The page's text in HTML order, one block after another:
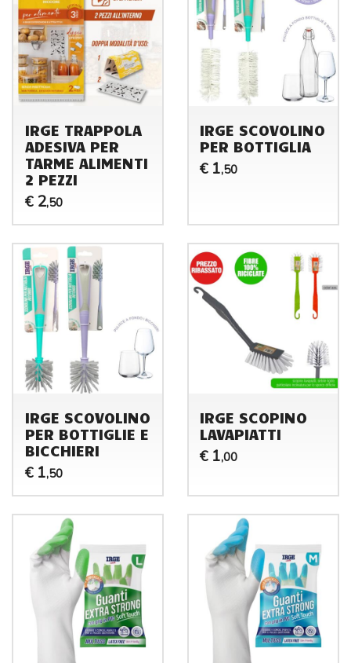
IRGE TRAPPOLA
ADESIVA PER
TARME ALIMENTI
2 PEZZI
€ 2,50
IRGE SCOVOLINO
PER BOTTIGLIA
€ 1,50
IRGE SCOVOLINO
PER BOTTIGLIE E
BICCHIERI
€ 1,50
IRGE SCOPINO
LAVAPIATTI
€ 1,00